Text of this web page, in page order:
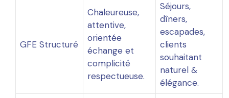
GFE Structuré
Chaleureuse,
attentive,
orientée
échange et
complicité
respectueuse.
Séjours,
dîners,
escapades,
clients
souhaitant
naturel &
élégance.